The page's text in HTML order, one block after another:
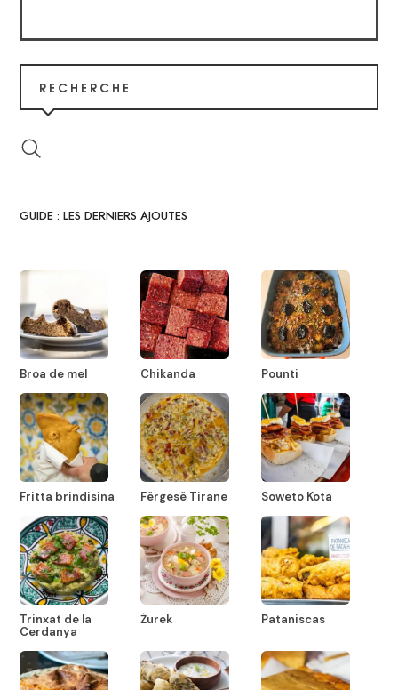
RECHERCHE
GUIDE : LES DERNIERS AJOUTES
Broa de mel Chikanda Pounti
Fritta brindisina Fërgesë Tirane Soweto Kota
Trinxat de la
Cerdanya
Żurek Pataniscas